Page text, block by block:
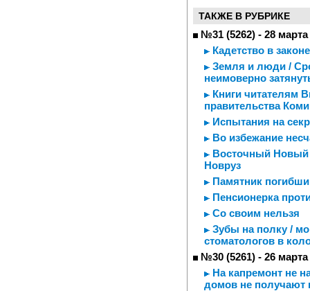
ТАКЖЕ В РУБРИКЕ
№31 (5262) - 28 марта
Кадетство в законе
Земля и люди /
неимоверно
Книги читателям
правительства
Испытания на
Во избежание
Восточный Новый
Новруз
Памятник
Пенсионерка
Со своим нельзя
Зубы на полку /
стоматологов в
№30 (5261) - 26 марта
На капремонт не
домов не получают